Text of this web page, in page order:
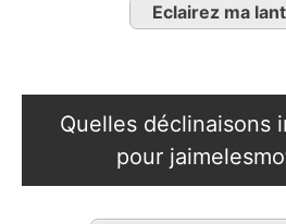
Eclairez ma
Quelles déclinaisons
pour